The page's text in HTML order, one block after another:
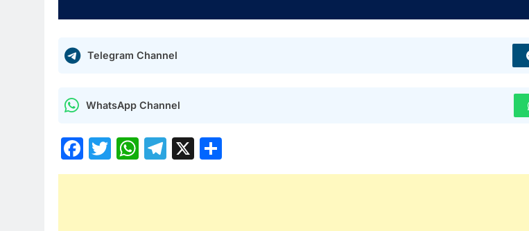
Telegram Channel
WhatsApp Channel
Facebook
Twitter
WhatsApp
Telegram
X